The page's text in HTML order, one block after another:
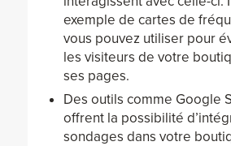
exemple de cartes de
vous pouvez utiliser pour
les visiteurs de votre
ses pages.
Des outils comme Google
offrent la possibilité
sondages dans votre